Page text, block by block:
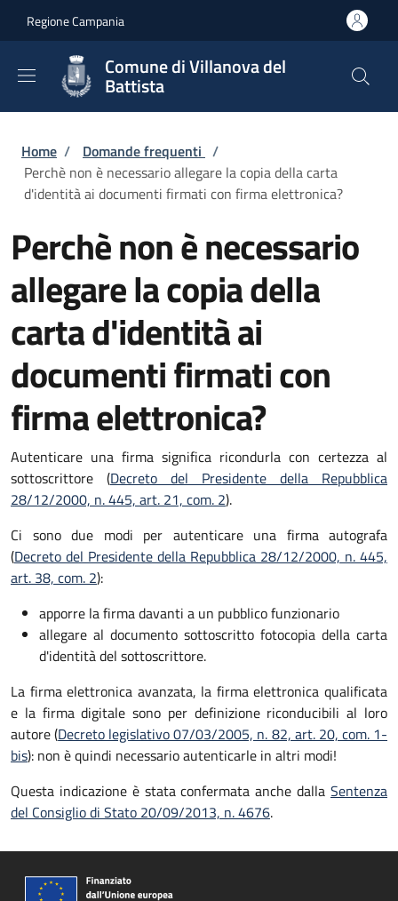
Regione Campania
Comune di Villanova del
Battista
Briciole di pane
Home / Domande frequenti /
Perchè non è necessario allegare la copia della carta
d'identità ai documenti firmati con firma elettronica?
Perchè non è necessario
allegare la copia della
carta d'identità ai
documenti firmati con
firma elettronica?
Autenticare una firma significa ricondurla con certezza al
sottoscrittore (Decreto del Presidente della Repubblica
28/12/2000, n. 445, art. 21, com. 2).
Ci sono due modi per autenticare una firma autografa
(Decreto del Presidente della Repubblica 28/12/2000, n. 445,
art. 38, com. 2):
apporre la firma davanti a un pubblico funzionario
allegare al documento sottoscritto fotocopia della carta
d'identità del sottoscrittore.
La firma elettronica avanzata, la firma elettronica qualificata
e la firma digitale sono per definizione riconducibili al loro
autore (Decreto legislativo 07/03/2005, n. 82, art. 20, com. 1-
bis): non è quindi necessario autenticarle in altri modi!
Questa indicazione è stata confermata anche dalla Sentenza
del Consiglio di Stato 20/09/2013, n. 4676.